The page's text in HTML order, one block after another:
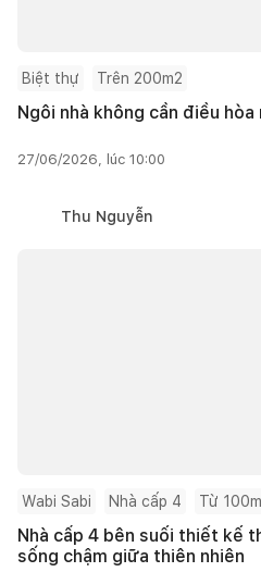
Biệt thự Trên 200m2
Ngôi nhà không cần điều
27/06/2026, lúc 10:00
Thu Nguyễn
Wabi Sabi Nhà cấp 4 Từ
Nhà cấp 4 bên suối thiết kế
sống chậm giữa thiên nhiên